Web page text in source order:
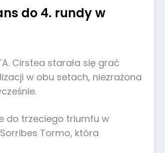
do 4. rundy w
Cirstea starała się grać
w obu setach, niezrażona
do trzeciego triumfu w
Tormo, która